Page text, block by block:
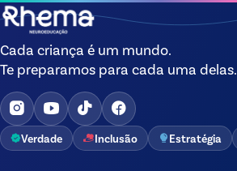
Cada criança é um mundo.
Te preparamos para cada uma delas.
Verdade Inclusão Estratégia